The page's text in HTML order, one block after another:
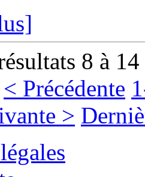
8 à
< Précédente
>